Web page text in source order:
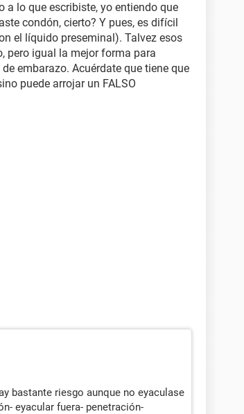
a lo que escribiste, yo entiendo que
condón, cierto? Y pues, es difícil
el líquido preseminal). Talvez esos
pero igual la mejor forma para
embarazo. Acuérdate que tiene que
puede arrojar un FALSO
bastante riesgo aunque no eyaculase
eyacular fuera- penetración-